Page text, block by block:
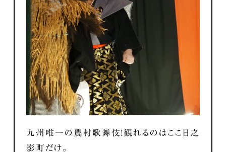
九州唯一の農村歌舞伎！観れるのはここ日之
影町だけ。